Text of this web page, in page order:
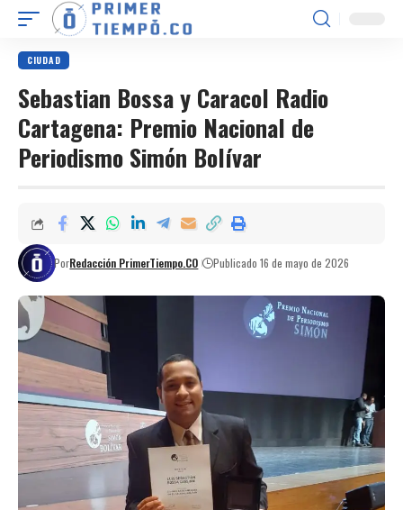
CIUDAD
Sebastian Bossa y Caracol Radio
Cartagena: Premio Nacional de
Periodismo Simón Bolívar
PorRedacción PrimerTiempo.CO Publicado 16 de mayo de 2026